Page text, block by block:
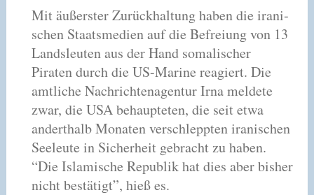
Mit äußers­ter Zurückhaltung haben die ira­ni­
schen Staatsmedien auf die Befreiung von 13
Landsleuten aus der Hand soma­li­scher
Piraten durch die US-Marine rea­giert. Die
amt­li­che Nachrichtenagentur Irna mel­dete
zwar, die USA behaup­te­ten, die seit etwa
andert­halb Monaten ver­schlepp­ten ira­ni­schen
Seeleute in Sicherheit gebracht zu haben.
“Die Islamische Republik hat dies aber bis­her
nicht bestä­tigt”, hieß es.